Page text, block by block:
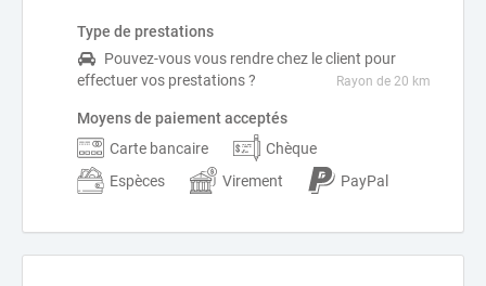
Type de prestations
Pouvez-vous vous rendre chez le client pour
effectuer vos prestations ?
Rayon de 20 km
Moyens de paiement acceptés
Carte bancaire
Chèque
Espèces
Virement PayPal